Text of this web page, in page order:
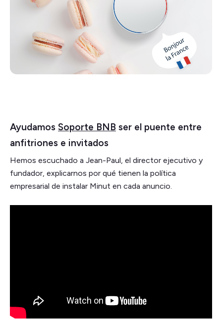
Ayudamos Soporte BNB ser el puente entre
anfitriones e invitados
Hemos escuchado a Jean-Paul, el director ejecutivo y
fundador, explicarnos por qué tienen la política
empresarial de instalar Minut en cada anuncio.